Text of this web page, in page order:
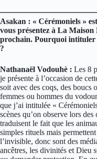
Asakan : « Cérémoniels »
vous présentez à La
prochain. Pourquoi intituler
?
Nathanaël Vodouhè : Les 8
je présente à l’occasion de
soit avec des coqs, des boucs
femmes ou hommes du
que j’ai intitulée «
scènes qu’on observe lors
traduisent le fait que les
simples rituels mais
l’invisible, donc sont des
ancêtres, les divinités et Dieu